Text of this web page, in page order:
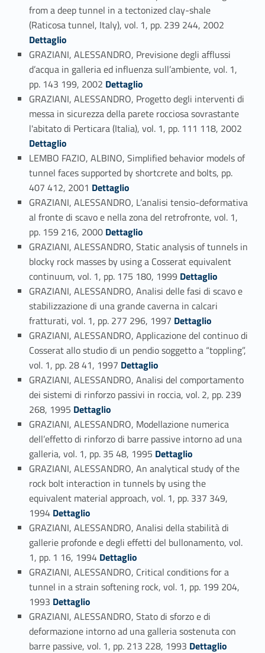
from a deep tunnel in a tectonized clay-shale
(Raticosa tunnel, Italy), vol. 1, pp. 239 244, 2002
Dettaglio
GRAZIANI, ALESSANDRO, Previsione degli afflussi
d’acqua in galleria ed influenza sull’ambiente, vol. 1,
pp. 143 199, 2002 Link identifier #identifier_person_101132-56
Dettaglio
GRAZIANI, ALESSANDRO, Progetto degli interventi di
messa in sicurezza della parete rocciosa sovrastante
l'abitato di Perticara (Italia), vol. 1, pp. 111 118, 2002
Dettaglio
LEMBO FAZIO, ALBINO, Simplified behavior models of
tunnel faces supported by shortcrete and bolts, pp.
407 412, 2001 Link identifier #identifier_person_32988-58
Dettaglio
GRAZIANI, ALESSANDRO, L’analisi tensio-deformativa
al fronte di scavo e nella zona del retrofronte, vol. 1,
pp. 159 216, 2000 Link identifier #identifier_person_146388-59
Dettaglio
GRAZIANI, ALESSANDRO, Static analysis of tunnels in
blocky rock masses by using a Cosserat equivalent
continuum, vol. 1, pp. 175 180, 1999 Link identifier #identifier_person_191801-60
Dettaglio
GRAZIANI, ALESSANDRO, Analisi delle fasi di scavo e
stabilizzazione di una grande caverna in calcari
fratturati, vol. 1, pp. 277 296, 1997 Link identifier #identifier_person_93401-61
Dettaglio
GRAZIANI, ALESSANDRO, Applicazione del continuo di
Cosserat allo studio di un pendio soggetto a “toppling”,
vol. 1, pp. 28 41, 1997 Link identifier #identifier_person_146247-62
Dettaglio
GRAZIANI, ALESSANDRO, Analisi del comportamento
dei sistemi di rinforzo passivi in roccia, vol. 2, pp. 239
268, 1995 Link identifier #identifier_person_157304-63
Dettaglio
GRAZIANI, ALESSANDRO, Modellazione numerica
dell’effetto di rinforzo di barre passive intorno ad una
galleria, vol. 1, pp. 35 48, 1995 Link identifier #identifier_person_3616-64
Dettaglio
GRAZIANI, ALESSANDRO, An analytical study of the
rock bolt interaction in tunnels by using the
equivalent material approach, vol. 1, pp. 337 349,
1994 Link identifier #identifier_person_116263-65
Dettaglio
GRAZIANI, ALESSANDRO, Analisi della stabilità di
gallerie profonde e degli effetti del bullonamento, vol.
1, pp. 1 16, 1994 Link identifier #identifier_person_45874-66
Dettaglio
GRAZIANI, ALESSANDRO, Critical conditions for a
tunnel in a strain softening rock, vol. 1, pp. 199 204,
1993 Link identifier #identifier_person_154696-67
Dettaglio
GRAZIANI, ALESSANDRO, Stato di sforzo e di
deformazione intorno ad una galleria sostenuta con
barre passive, vol. 1, pp. 213 228, 1993 Link identifier #identifier_person_58180-68
Dettaglio